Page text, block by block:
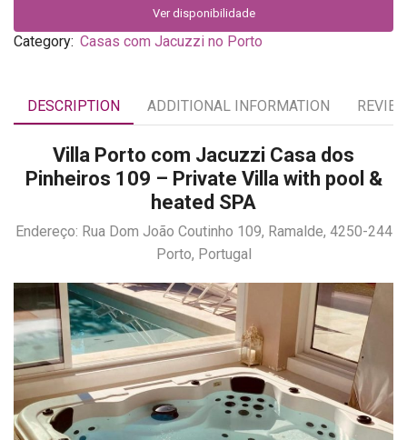
Ver disponibilidade
Category: Casas com Jacuzzi no Porto
DESCRIPTION ADDITIONAL INFORMATION
Villa Porto com Jacuzzi Casa dos
Pinheiros 109 – Private Villa with pool &
heated SPA
Endereço: Rua Dom João Coutinho 109, Ramalde, 4250-244
Porto, Portugal